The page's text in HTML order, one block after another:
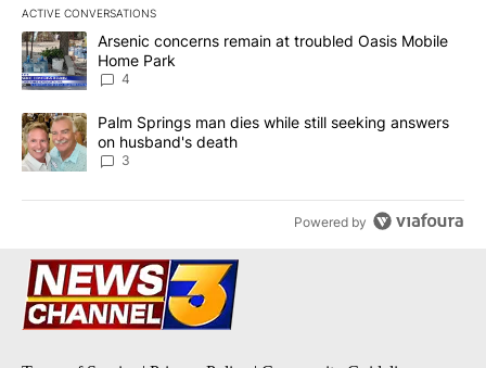
ACTIVE CONVERSATIONS
The following is a list of the most commented articles in the last
A trending article titled "Arsenic concerns remain at troubled
Arsenic concerns remain at troubled Oasis Mobile
Home Park
4
A trending article titled "Palm Springs man dies while still
Palm Springs man dies while still seeking answers
on husband's death
3
Powered by